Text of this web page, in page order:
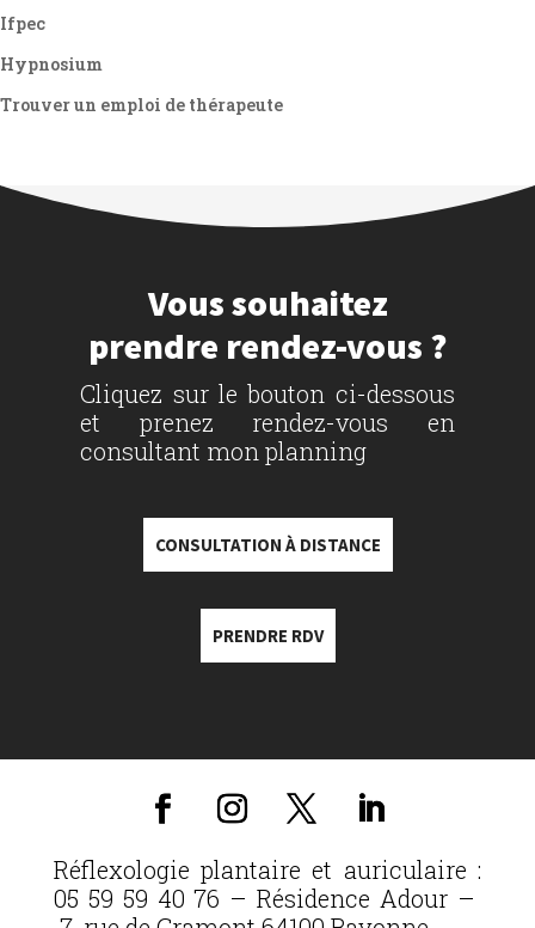
Ifpec
Hypnosium
Trouver un emploi de thérapeute
Vous souhaitez
prendre rendez-vous ?
Cliquez sur le bouton ci-dessous
et prenez rendez-vous en
consultant mon planning
CONSULTATION À DISTANCE
PRENDRE RDV
Réflexologie plantaire et auriculaire :
05 59 59 40 76 – Résidence Adour –